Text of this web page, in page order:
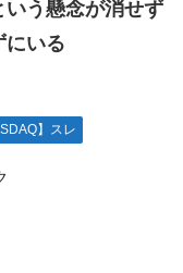
いう懸念が消せず
にいる
】スレ